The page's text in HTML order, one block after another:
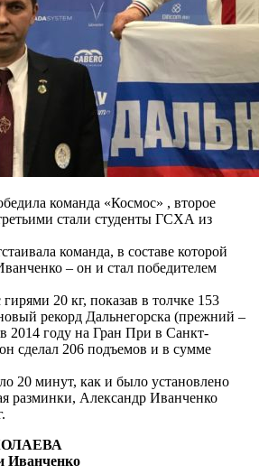
команда «Космос» , второе
стали студенты ГСХА из
команда, в составе которой
– он и стал победителем
20 кг, показав в толчке 153
рекорд Дальнегорска (прежний –
2014 году на Гран При в Санкт-
сделал 206 подъемов и в сумме
20 минут, как и было установлено
разминки, Александр Иванченко
Иванченко